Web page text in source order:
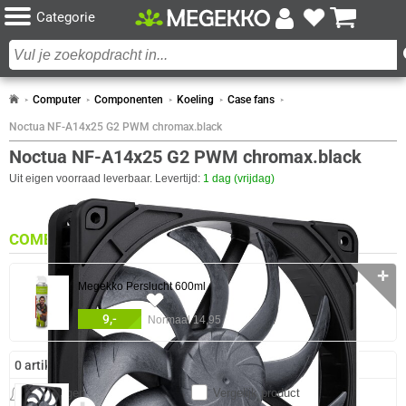
Categorie
Computer Componenten Koeling Case fans
Noctua NF-A14x25 G2 PWM chromax.black
Noctua NF-A14x25 G2 PWM chromax.black
Uit eigen voorraad leverbaar. Levertijd: 1 dag (vrijdag)
45x
Vergelijk product
Meldingen
COMBINEER
Megekko Perslucht 600ml
9,- Normaal 14,95
✛
0 artikelen geselecteerd